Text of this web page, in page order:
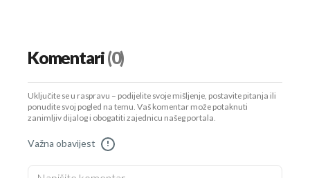
Komentari(0)
Uključite se u raspravu – podijelite svoje mišljenje, postavite pitanja ili
ponudite svoj pogled na temu. Vaš komentar može potaknuti
zanimljiv dijalog i obogatiti zajednicu našeg portala.
Važna obavijest !